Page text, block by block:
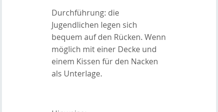
Durchführung: die
Jugendlichen legen sich
bequem auf den Rücken. Wenn
möglich mit einer Decke und
einem Kissen für den Nacken
als Unterlage.